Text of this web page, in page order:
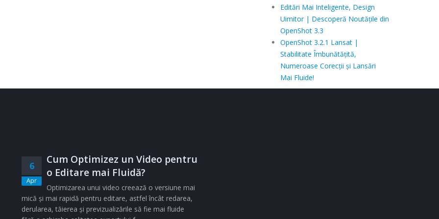
Editări Mai Inteligente, Design
Uimitor | Descoperă Noutățile din
OpenShot 3.3
OpenShot 3.2.1 Lansat |
Stabilitate Îmbunătățită,
Numeroase Corecții și Lansări
Mai Fluide!
6
Apr
Cum Optimizez un Video pentru
o Editare mai Fluidă?
Optimizarea unui video creează o versiune mai
mică și mai rapidă pentru editare, astfel încât redarea,
derularea, tăierea și previzualizările să fie mai fluide